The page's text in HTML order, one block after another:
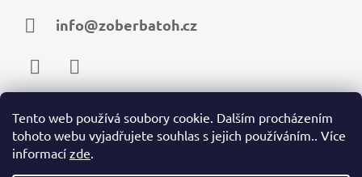
Tento web používá soubory cookie. Dalším procházením
tohoto webu vyjadřujete souhlas s jejich používáním.. Více
informací zde.
info@zoberbatoh.cz
FacebookInstagram
PŘIJÍMÁME ONLINE PLATBY